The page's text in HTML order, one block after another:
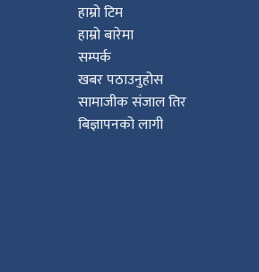
हाम्रो टिम
हाम्रो बारेमा
सम्पर्क
खबर पठाउनुहोस
सामाजीक संजाल तिर
बिज्ञापनको लागी